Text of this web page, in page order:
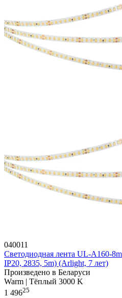
040011
Светодиодная лента UL-A160-
IP20, 2835, 5m) (Arlight, 7 лет)
Произведено в Беларуси
Warm | Тёплый 3000 K
1 49625